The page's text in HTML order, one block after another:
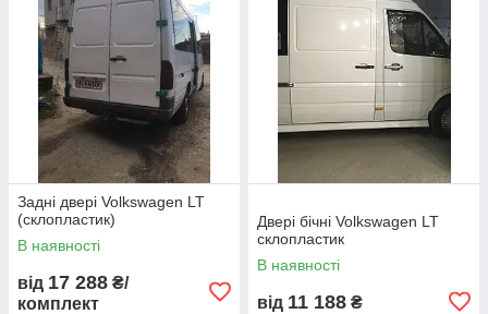
Задні двері Volkswagen LT
(склопластик)
В наявності
від 17 288 ₴/
комплект
Двері бічні Volkswagen LT
склопластик
В наявності
від 11 188 ₴